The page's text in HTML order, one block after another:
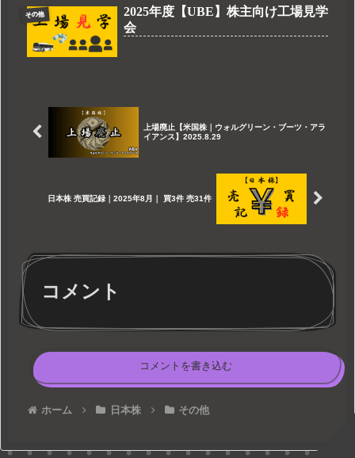
その他
2025年度【UBE】株主向け工場見学
会
上場廃止【米国株｜ウォルグリーン・ブーツ・アラ
イアンス】2025.8.29
日本株 売買記録｜2025年8月｜ 買3件 売31件
コメント
コメントを書き込む
ホーム 日本株 その他